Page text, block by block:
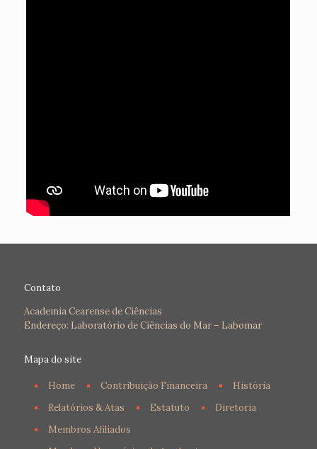
Contato
Academia Cearense de Ciências
Endereço: Laboratório de Ciências do Mar – Labomar
Mapa do site
Home Contribuição Financeira
História
Relatórios & Atas
Estatuto
Diretoria
Membros Afiliados